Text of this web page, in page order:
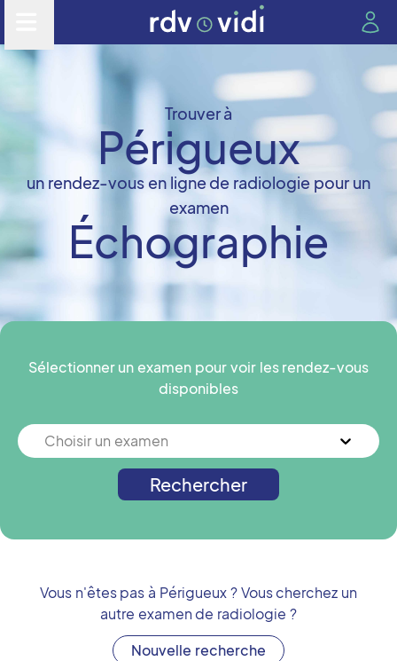
Trouver à
Périgueux
un rendez-vous en ligne de radiologie pour un
examen
Échographie
Sélectionner un examen pour voir les rendez-vous
disponibles
Choisir un examen
Rechercher
Vous n'êtes pas à Périgueux? Vous cherchez un
autre examen de radiologie ?
Nouvelle recherche